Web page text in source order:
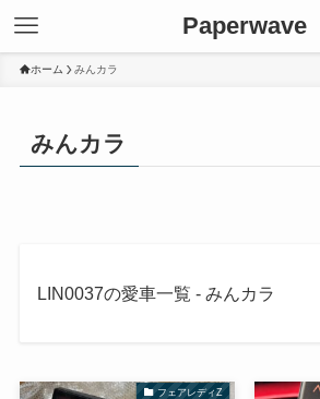
Paperwave
ホーム みんカラ
みんカラ
LIN0037の愛車一覧 - みんカラ
フェアレディZ